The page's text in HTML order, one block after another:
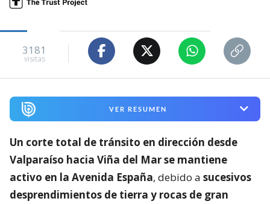
3181
visitas
VER RESUMEN
Un corte total de tránsito en dirección desde
Valparaíso hacia Viña del Mar se mantiene
activo en la Avenida España, debido a sucesivos
desprendimientos de tierra y rocas de gran